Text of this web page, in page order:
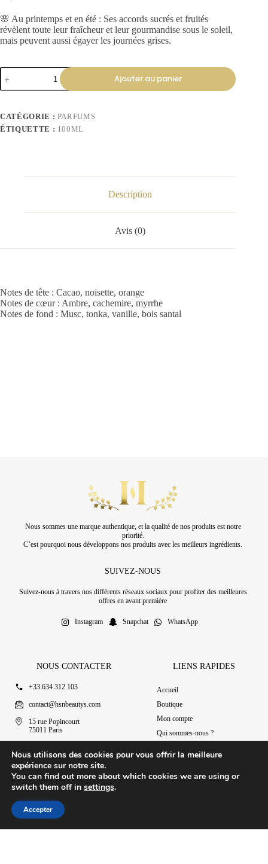
🌸 Au printemps et en été : Ses accords sucrés et fruités
révèlent toute leur fraîcheur et leur gourmandise sous le soleil,
mais peuvent aussi égayer les journées grises.
Ajouter au panier
CATÉGORIE : PARFUMS
ÉTIQUETTE : 100ML
Description
Avis (0)
Notes de tête : Cacao, noisette, orange
Notes de cœur : Ambre, cachemire, myrrhe
Notes de fond : Musc, tonka, vanille, bois santal
Nous sommes une marque authentique, et la qualité de nos produits est notre
priorité.
C’est pourquoi nous développons nos produits avec les meilleurs ingrédients.
SUIVEZ-NOUS
Suivez-nous à travers nos différents réseaux sociaux pour profiter des meilleures
offres en avant première
Instagram Snapchat WhatsApp
NOUS CONTACTER
+33 634 312 103
contact@hsnbeautys.com
15 rue Popincourt
75011 Paris
LIENS RAPIDES
Accueil
Boutique
Mon compte
Qui sommes-nous ?
Nous utilisons des cookies pour vous offrir la meilleure
expérience sur notre site.
You can find out more about which cookies we are using or
switch them off in settings.
Accepter
Accueil